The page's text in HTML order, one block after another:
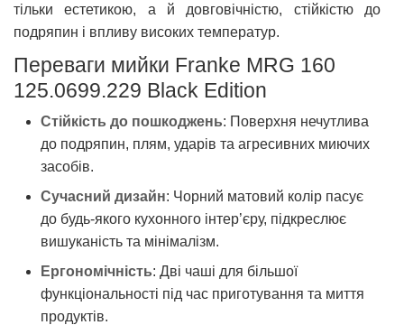
тільки естетикою, а й довговічністю, стійкістю до
подряпин і впливу високих температур.
Переваги мийки Franke MRG 160
125.0699.229 Black Edition
Стійкість до пошкоджень: Поверхня нечутлива
до подряпин, плям, ударів та агресивних миючих
засобів.
Сучасний дизайн: Чорний матовий колір пасує
до будь-якого кухонного інтер’єру, підкреслює
вишуканість та мінімалізм.
Ергономічність: Дві чаші для більшої
функціональності під час приготування та миття
продуктів.